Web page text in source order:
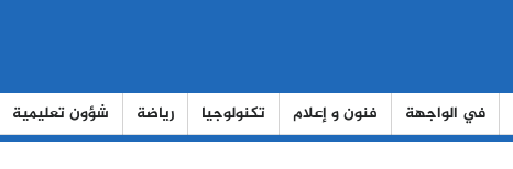
في الواجهة فنون و إعلام تكنولوجيا رياضة شؤون تعليمية